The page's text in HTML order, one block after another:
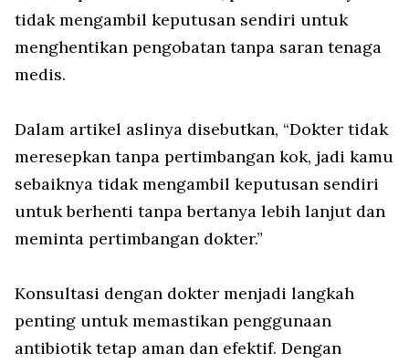
tidak mengambil keputusan sendiri untuk
menghentikan pengobatan tanpa saran tenaga
medis.
Dalam artikel aslinya disebutkan, “Dokter tidak
meresepkan tanpa pertimbangan kok, jadi kamu
sebaiknya tidak mengambil keputusan sendiri
untuk berhenti tanpa bertanya lebih lanjut dan
meminta pertimbangan dokter.”
Konsultasi dengan dokter menjadi langkah
penting untuk memastikan penggunaan
antibiotik tetap aman dan efektif. Dengan